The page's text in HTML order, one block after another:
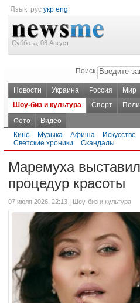
Язык: рус укр eng
Суббота, 08 Август
Поиск
Новости Украина Россия Мир
Шоу-биз и культура
Спорт
Фото
Видео
Кино
Музыка Афиша Искусство
Светские хроники
Скандалы
Маремуха
процедур красоты
07 июля 2026, 22:13 Шоу-биз и культура